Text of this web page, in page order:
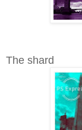
The shard